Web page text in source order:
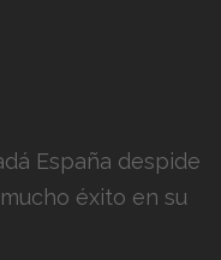
España despide
éxito en su